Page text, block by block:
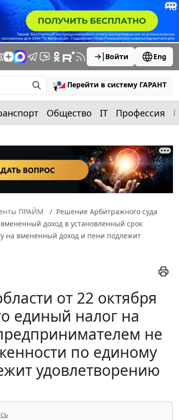
Войти Eng
Перейти в систему ГАРАНТ
Общество IT Профессия
ПРАЙМ
Решение Арбитражного суда
доход в установленный срок
на вмененный доход и пени подлежит
от 22 октября
единый налог на
не
по единому
удовлетворению